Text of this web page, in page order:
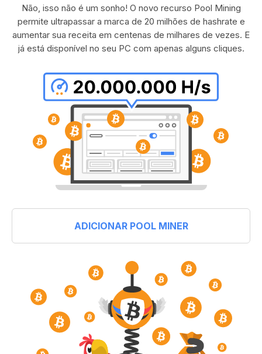
Não, isso não é um sonho! O novo recurso Pool Mining
permite ultrapassar a marca de 20 milhões de hashrate e
aumentar sua receita em centenas de milhares de vezes. E
já está disponível no seu PC com apenas alguns cliques.
ADICIONAR POOL MINER